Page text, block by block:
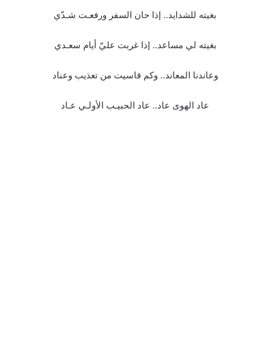
بغيته للشدايد.. إذا حان السفر ورفعـت شـدّي
بغيته لي مساعد.. إذا غربت عليّ أيام سعـدي
وعاندنا المعاند.. وكم قاسيت من تعذيب وعناد
عاد الهوى عاد.. عاد الحبيـب الأولـي عـاد